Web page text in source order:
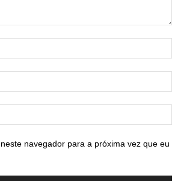
navegador para a próxima vez que eu